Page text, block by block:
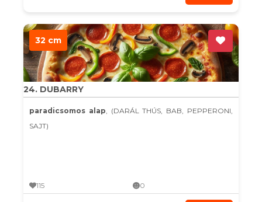
32 cm
24. DUBARRY
paradicsomos alap, (DARÁL THÚS, BAB, PEPPERONI,
SAJT)
115 0